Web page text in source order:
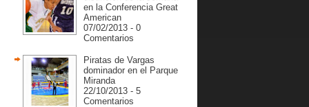
en la Conferencia Great
American
07/02/2013 - 0
Comentarios
Piratas de Vargas
dominador en el Parque
Miranda
22/10/2013 - 5
Comentarios